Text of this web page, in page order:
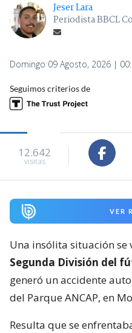
Jeser Lara
Periodista BBCL
Domingo 09 Agosto, 2026 |
Seguimos criterios de
12.642
visitas
VER
Una insólita situación se
Segunda División del
generó un accidente
del Parque ANCAP, en
Resulta que se